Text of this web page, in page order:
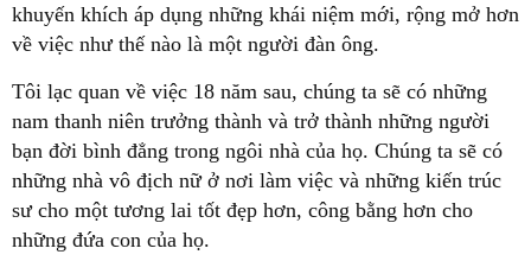
khuyến khích áp dụng những khái niệm mới, rộng mở hơn
về việc như thế nào là một người đàn ông.
Tôi lạc quan về việc 18 năm sau, chúng ta sẽ có những
nam thanh niên trưởng thành và trở thành những người
bạn đời bình đẳng trong ngôi nhà của họ. Chúng ta sẽ có
những nhà vô địch nữ ở nơi làm việc và những kiến trúc
sư cho một tương lai tốt đẹp hơn, công bằng hơn cho
những đứa con của họ.